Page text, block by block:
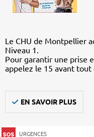
Le CHU de Montpellier
Niveau 1.
Pour garantir une prise
appelez le 15 avant tout
EN SAVOIR PLUS
URGENCES